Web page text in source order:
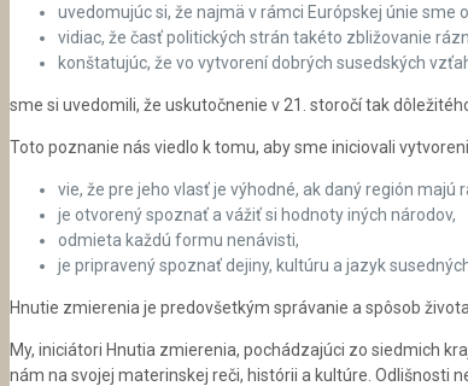
uvedomujúc si, že najmä v rámci Európskej únie sme
vidiac, že časť politických strán takéto zbližovanie
konštatujúc, že vo vytvorení dobrých susedských
sme si uvedomili, že uskutočnenie v 21. storočí tak
Toto poznanie nás viedlo k tomu, aby sme iniciovali
vie, že pre jeho vlasť je výhodné, ak daný región majú
je otvorený spoznať a vážiť si hodnoty iných národov,
odmieta každú formu nenávisti,
je pripravený spoznať dejiny, kultúru a jazyk
Hnutie zmierenia je predovšetkým správanie a spôsob
My, iniciátori Hnutia zmierenia, pochádzajúci zo siedmich
nám na svojej materinskej reči, histórii a kultúre. Odlišnosti